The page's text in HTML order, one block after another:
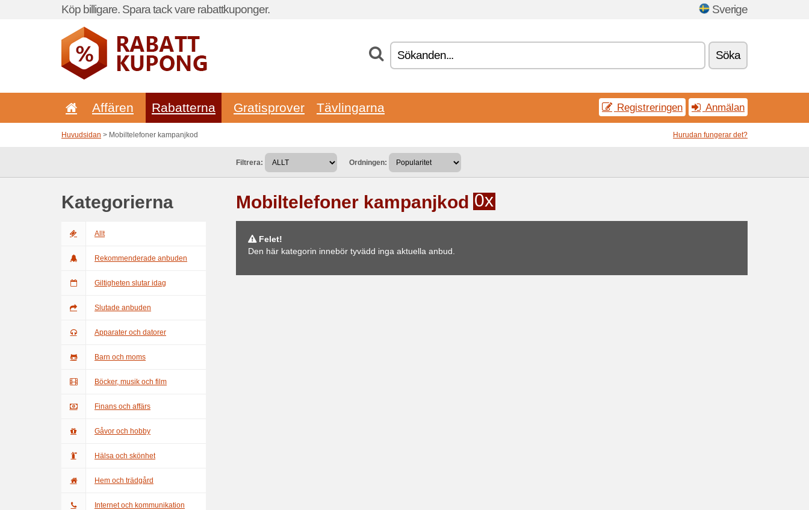
Köp billigare. Spara tack vare rabattkuponger. Sverige
Söka
Affären Rabatterna Gratisprover Tävlingarna Registreringen Anmälan
Huvudsidan > Mobiltelefoner kampanjkod Hurudan fungerar det?
Filtrera: Ordningen:
Kategorierna
Allt
Rekommenderade anbuden
Giltigheten slutar idag
Slutade anbuden
Apparater och datorer
Barn och moms
Böcker, musik och film
Finans och affärs
Gåvor och hobby
Hälsa och skönhet
Hem och trädgård
Internet och kommunikation
Mobiltelefoner kampanjkod 0x
Felet!
Den här kategorin innebör tyvädd inga aktuella anbud.